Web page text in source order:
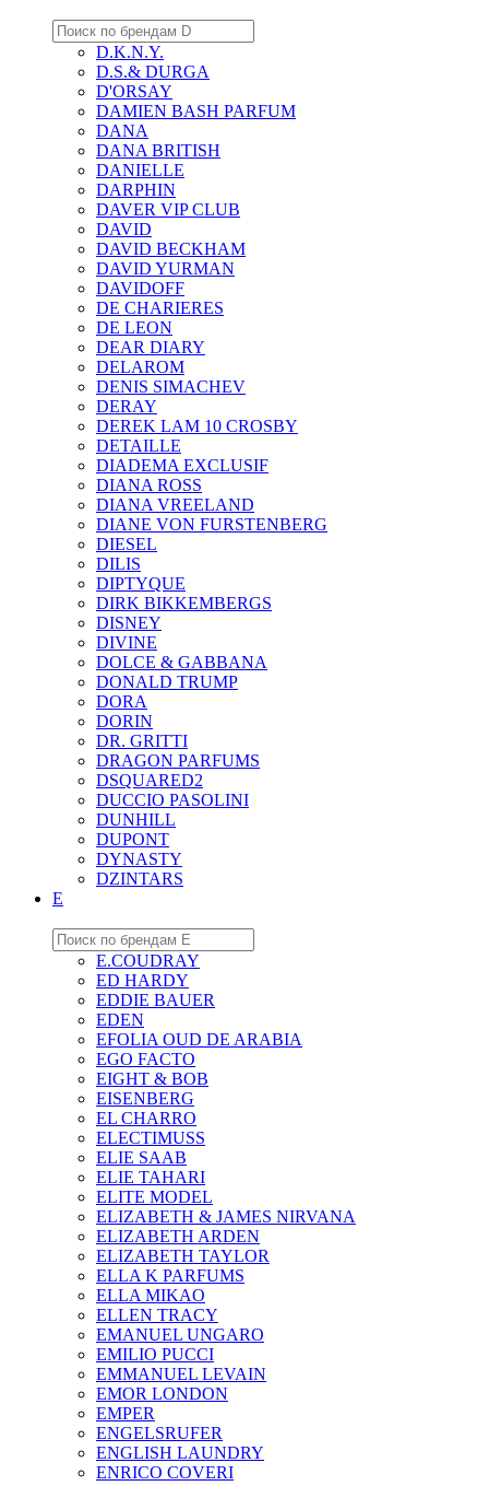
D.K.N.Y.
D.S.& DURGA
D'ORSAY
DAMIEN BASH PARFUM
DANA
DANA BRITISH
DANIELLE
DARPHIN
DAVER VIP CLUB
DAVID
DAVID BECKHAM
DAVID YURMAN
DAVIDOFF
DE CHARIERES
DE LEON
DEAR DIARY
DELAROM
DENIS SIMACHEV
DERAY
DEREK LAM 10 CROSBY
DETAILLE
DIADEMA EXCLUSIF
DIANA ROSS
DIANA VREELAND
DIANE VON FURSTENBERG
DIESEL
DILIS
DIPTYQUE
DIRK BIKKEMBERGS
DISNEY
DIVINE
DOLCE & GABBANA
DONALD TRUMP
DORA
DORIN
DR. GRITTI
DRAGON PARFUMS
DSQUARED2
DUCCIO PASOLINI
DUNHILL
DUPONT
DYNASTY
DZINTARS
E
E.COUDRAY
ED HARDY
EDDIE BAUER
EDEN
EFOLIA OUD DE ARABIA
EGO FACTO
EIGHT & BOB
EISENBERG
EL CHARRO
ELECTIMUSS
ELIE SAAB
ELIE TAHARI
ELITE MODEL
ELIZABETH & JAMES NIRVANA
ELIZABETH ARDEN
ELIZABETH TAYLOR
ELLA K PARFUMS
ELLA MIKAO
ELLEN TRACY
EMANUEL UNGARO
EMILIO PUCCI
EMMANUEL LEVAIN
EMOR LONDON
EMPER
ENGELSRUFER
ENGLISH LAUNDRY
ENRICO COVERI